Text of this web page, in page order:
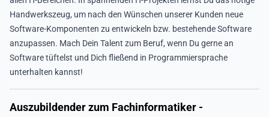
Handwerkszeug, um nach den Wünschen unserer Kunden neue
Software-Komponenten zu entwickeln bzw. bestehende Software
anzupassen. Mach Dein Talent zum Beruf, wenn Du gerne an
Software tüftelst und Dich fließend in Programmiersprache
unterhalten kannst!
Auszubildender zum Fachinformatiker -